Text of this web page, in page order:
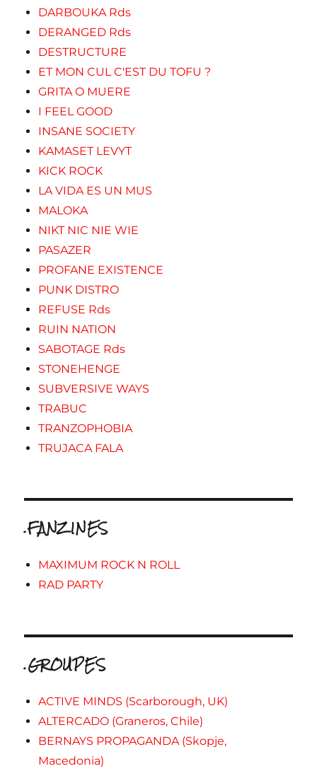
DARBOUKA Rds
DERANGED Rds
DESTRUCTURE
ET MON CUL C'EST DU TOFU ?
GRITA O MUERE
I FEEL GOOD
INSANE SOCIETY
KAMASET LEVYT
KICK ROCK
LA VIDA ES UN MUS
MALOKA
NIKT NIC NIE WIE
PASAZER
PROFANE EXISTENCE
PUNK DISTRO
REFUSE Rds
RUIN NATION
SABOTAGE Rds
STONEHENGE
SUBVERSIVE WAYS
TRABUC
TRANZOPHOBIA
TRUJACA FALA
.FANZINES
MAXIMUM ROCK N ROLL
RAD PARTY
.GROUPES
ACTIVE MINDS (Scarborough, UK)
ALTERCADO (Graneros, Chile)
BERNAYS PROPAGANDA (Skopje,
Macedonia)